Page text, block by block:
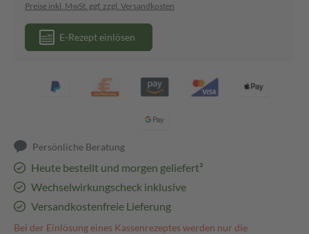
Preise inkl. MwSt. ggf. zzgl. Versandkosten
E-Rezept einlösen
Persönliche Beratung
Heute bestellt und morgen geliefert³
Wechselwirkungscheck inklusive
Versandkostenfreie Lieferung
Bei der Einlösung eines Kassenrezeptes werden nur die